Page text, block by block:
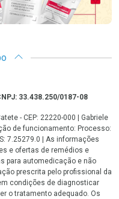
33.438.250/0187-08
- CEP: 22220-000 | Gabriele
de funcionamento: Processo:
7.25279.0 | As informações
e ofertas de remédios e
para automedicação e não
prescrita pelo profissional da
condições de diagnosticar
o tratamento adequado. Os